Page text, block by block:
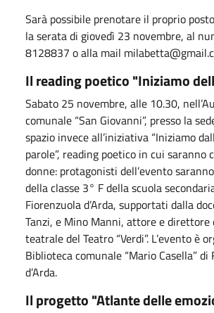
Sarà possibile prenotare il proprio
la serata di giovedì 23 novembre, al
8128837 o alla mail
Il reading poetico "Iniziamo
Sabato 25 novembre, alle 10.30,
comunale “San Giovanni”, presso la
spazio invece all’iniziativa “Iniziamo
parole”, reading poetico in cui saranno
donne: protagonisti dell’evento
della classe 3° F della scuola
Fiorenzuola d’Arda, supportati dalla
Tanzi, e Mino Manni, attore e direttore
teatrale del Teatro “Verdi”. L’evento è
Biblioteca comunale “Mario Casella” di
d’Arda.
Il progetto "Atlante delle